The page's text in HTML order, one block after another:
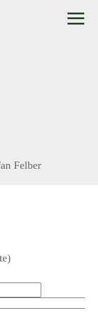
Felber
≡